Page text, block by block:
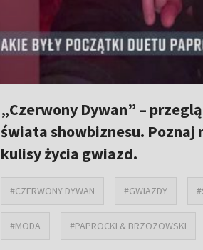
„Czerwony Dywan” –
świata showbiznesu. Poznaj
kulisy życia gwiazd.
#CZERWONY DYWAN #GWIAZDY
#MODA #PAPROCKI & BRZOZOWSKI